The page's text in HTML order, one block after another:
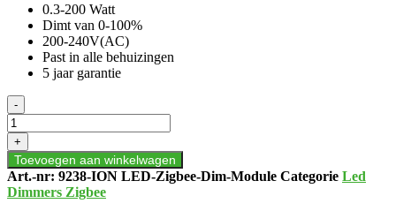
0.3-200 Watt
Dimt van 0-100%
200-240V(AC)
Past in alle behuizingen
5 jaar garantie
ION
INDUSTRIES
|
LED
Zigbee
Dim
Module
-
+
Toevoegen aan winkelwagen
Art.-nr: 9238-ION LED-Zigbee-Dim-Module Categorie Led
Dimmers Zigbee